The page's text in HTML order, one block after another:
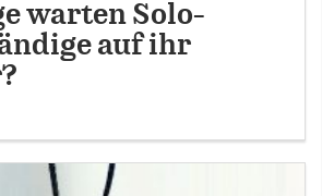
warten Solo-
auf ihr